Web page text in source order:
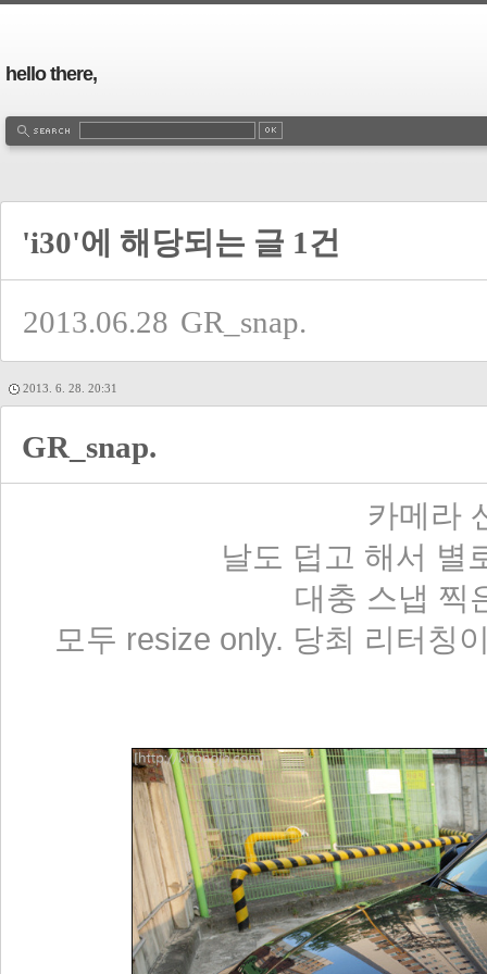
hello there,
'i30'에 해당되는 글 1건
2013.06.28 GR_snap.
2013. 6. 28. 20:31
GR_snap.
카메라
날도 덥고 해서 별
대충 스냅 찍
모두 resize only. 당최 리터칭